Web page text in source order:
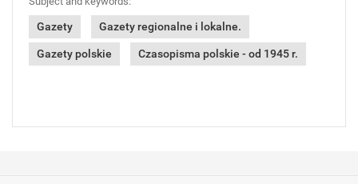
Gazety Gazety regionalne i lokalne.
Gazety polskie Czasopisma polskie - od 1945 r.